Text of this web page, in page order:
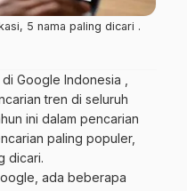
5 nama paling dicari .
Google Indonesia ,
tren di seluruh
ini dalam pencarian
paling populer,
dicari.
ada beberapa